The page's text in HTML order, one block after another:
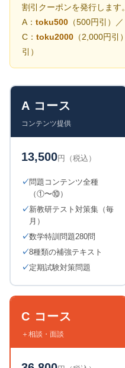
割引クーポンを発行します。
A： toku500 （500円引）／
C： toku2000 （2,000円引
引）
A コース
コンテンツ提供
13,500円（税込）
問題コンテンツ全種
（①〜⑩）
新教研テスト対策集（毎
月）
数学特訓問題280問
8種類の補強テキスト
定期試験対策問題
C コース
＋相談・面談